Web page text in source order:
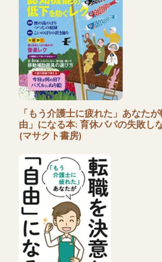
「もう介護士に疲れた」あなた
由」になる本: 育休パパの失敗し
(マサクト書房)